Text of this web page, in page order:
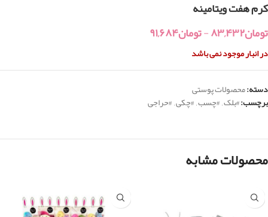
کرم هفت ویتامینه
تومان۸۳,۴۳۲-تومان۹۱,۶۸۴
در انبار موجود نمی باشد
دسته:محصولات پوستی
برچسب:#بلک,#چسب,#چکی,#حراجی
محصولات مشابه